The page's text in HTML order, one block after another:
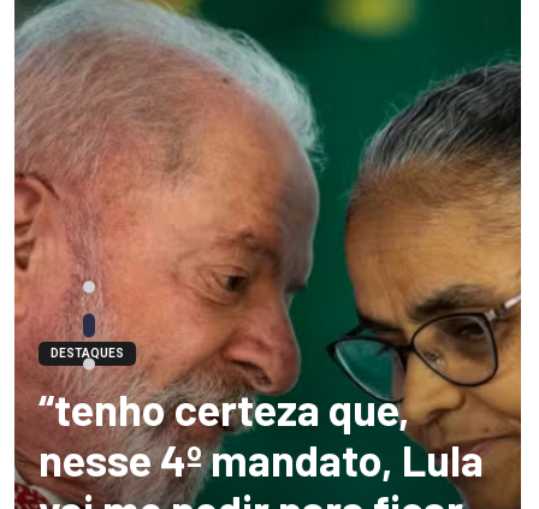
DESTAQUES
“tenho certeza que,
nesse 4º mandato, Lula